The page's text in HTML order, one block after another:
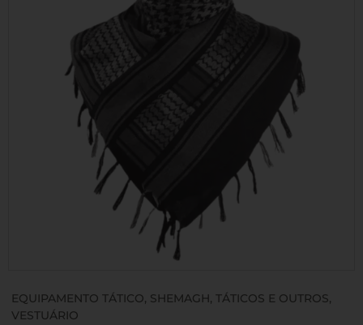
EQUIPAMENTO TÁTICO, SHEMAGH, TÁTICOS E OUTROS,
VESTUÁRIO